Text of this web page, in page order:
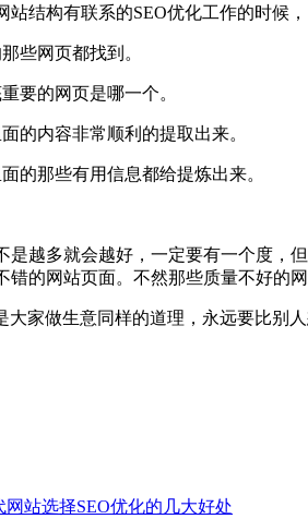
站结构有联系的SEO优化工作的时候
些网页都找到。
要的网页是哪一个。
的内容非常顺利的提取出来。
的那些有用信息都给提炼出来。
是越多就会越好，一定要有一个度，
错的网站页面。不然那些质量不好的
大家做生意同样的道理，永远要比别
网站选择SEO优化的几大好处